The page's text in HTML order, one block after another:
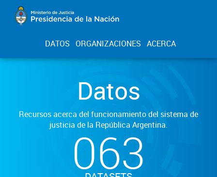
DATOS ORGANIZACIONES ACERCA
Datos
Recursos acerca del funcionamiento del sistema de
justicia de la República Argentina.
063